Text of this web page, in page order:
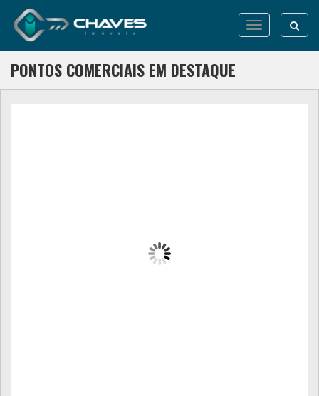
Abrir
menu
PONTOS COMERCIAIS EM DESTAQUE